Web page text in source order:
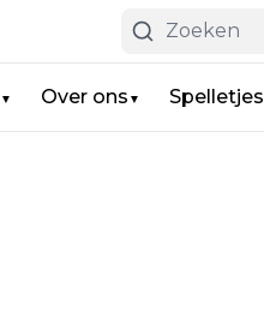
▼ Over ons ▼ Spelletjes